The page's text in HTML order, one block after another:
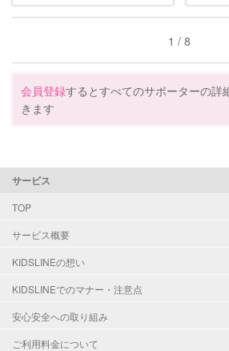
1 / 8
会員登録するとすべてのサポーターの詳
きます
サービス
TOP
サービス概要
KIDSLINEの想い
KIDSLINEでのマナー・注意点
安心安全への取り組み
ご利用料金について